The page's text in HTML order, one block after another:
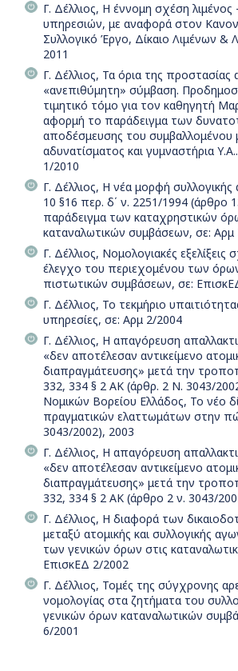
Γ. Δέλλιος, Η έννομη σχέση λιμένος
υπηρεσιών, με αναφορά στον
Συλλογικό Έργο, Δίκαιο Λιμένων &
2011
Γ. Δέλλιος, Τα όρια της προστασίας
«ανεπιθύμητη» σύμβαση.
τιμητικό τόμο για τον καθηγητή
αφορμή το παράδειγμα των
αποδέσμευσης του συμβαλλομένου
αδυνατίσματος και γυμναστήρια
1/2010
Γ. Δέλλιος, Η νέα μορφή
10 §16 περ. δ΄ ν. 2251/1994 (άρθρο
παράδειγμα των καταχρηστικών
καταναλωτικών συμβάσεων, σε: Αρμ
Γ. Δέλλιος, Νομολογιακές εξελίξεις
έλεγχο του περιεχομένου των
πιστωτικών συμβάσεων, σε:
Γ. Δέλλιος, Το τεκμήριο
υπηρεσίες, σε: Αρμ 2/2004
Γ. Δέλλιος, Η απαγόρευση
«δεν αποτέλεσαν αντικείμενο
διαπραγμάτευσης» μετά την
332, 334 § 2 ΑΚ (άρθρ. 2 Ν. 3043/
Νομικών Βορείου Ελλάδος, Το νέο
πραγματικών ελαττωμάτων στην
3043/2002), 2003
Γ. Δέλλιος, Η απαγόρευση
«δεν αποτέλεσαν αντικείμενο
διαπραγμάτευσης» μετά την
332, 334 § 2 ΑΚ (άρθρο 2 ν. 3043/
Γ. Δέλλιος, Η διαφορά των
μεταξύ ατομικής και συλλογικής
των γενικών όρων στις
ΕπισκΕΔ 2/2002
Γ. Δέλλιος, Τομές της σύγχρονης
νομολογίας στα ζητήματα του
γενικών όρων καταναλωτικών
6/2001